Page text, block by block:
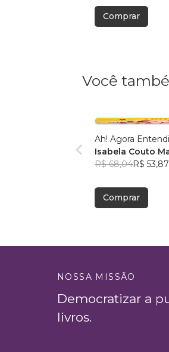
Comprar
Você
Ah! Agora Entendi
Isabela Couto
R$ 68,04R$ 53,87
Comprar
NOSSA MISSÃO
Democratizar a
livros.